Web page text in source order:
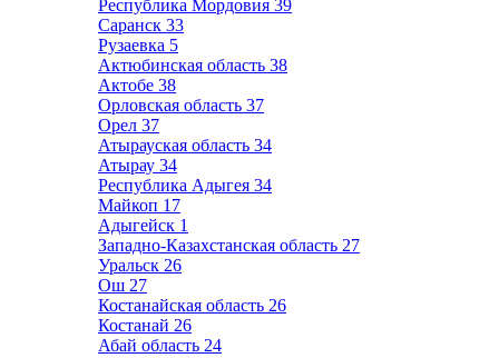
Республика Мордовия 39
Саранск 33
Рузаевка 5
Актюбинская область 38
Актобе 38
Орловская область 37
Орел 37
Атырауская область 34
Атырау 34
Республика Адыгея 34
Майкоп 17
Адыгейск 1
Западно-Казахстанская область 27
Уральск 26
Ош 27
Костанайская область 26
Костанай 26
Абай область 24